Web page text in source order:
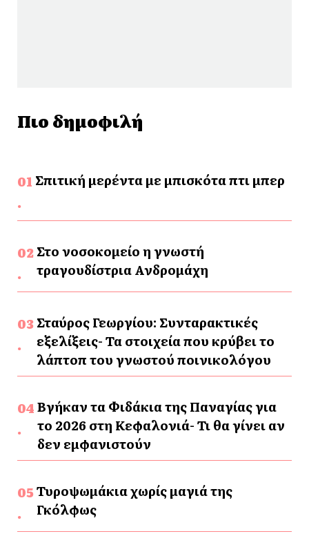
Πιο δημοφιλή
Σπιτική μερέντα με μπισκότα πτι μπερ
Στο νοσοκομείο η γνωστή
τραγουδίστρια Ανδρομάχη
Σταύρος Γεωργίου: Συνταρακτικές
εξελίξεις- Τα στοιχεία που κρύβει το
λάπτοπ του γνωστού ποινικολόγου
Βγήκαν τα Φιδάκια της Παναγίας για
το 2026 στη Κεφαλονιά- Τι θα γίνει αν
δεν εμφανιστούν
Τυροψωμάκια χωρίς μαγιά της
Γκόλφως